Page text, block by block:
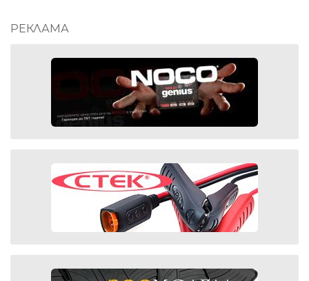
РЕКЛАМА